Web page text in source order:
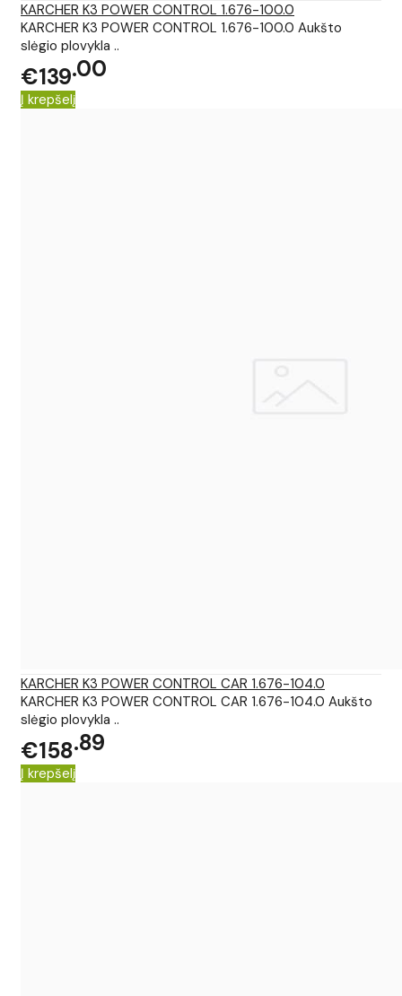
KARCHER K3 POWER CONTROL 1.676-100.0
KARCHER K3 POWER CONTROL 1.676-100.0 Aukšto
slėgio plovykla ..
€139 00
Į krepšelį
KARCHER K3 POWER CONTROL CAR 1.676-104.0
KARCHER K3 POWER CONTROL CAR 1.676-104.0 Aukšto
slėgio plovykla ..
€158 89
Į krepšelį